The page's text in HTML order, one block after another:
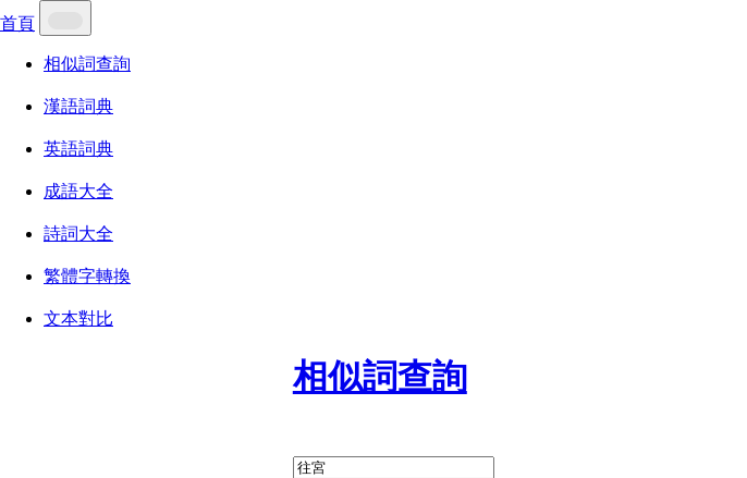
首頁
相似詞查詢
漢語詞典
英語詞典
成語大全
詩詞大全
繁體字轉換
文本對比
相似詞查詢